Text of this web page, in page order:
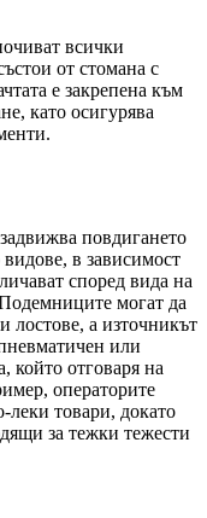
всички
от стомана с
е закрепена към
като осигурява
повдигането
в зависимост
според вида на
могат да
лостове, а източникът
или
който отговаря на
операторите
леки товари, докато
за тежки тежести